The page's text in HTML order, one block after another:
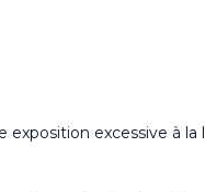
exposition excessive à